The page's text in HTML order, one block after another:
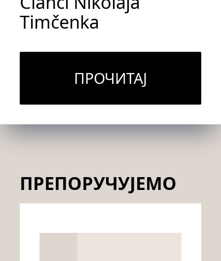
Timčenka
ПРОЧИТАЈ
ПРЕПОРУЧУЈЕМО